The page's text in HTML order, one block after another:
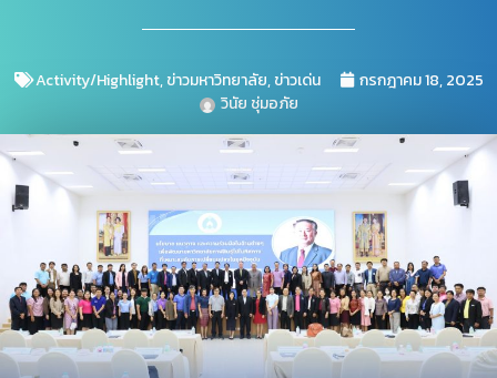
Activity/Highlight,ข่าวมหาวิทยาลัย,ข่าวเด่น
กรกฎาคม 18, 2025
วินัย ชุ่มอภัย